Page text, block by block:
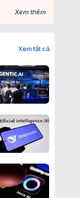
Con voi còi
Xem thêm
Xem tất cả